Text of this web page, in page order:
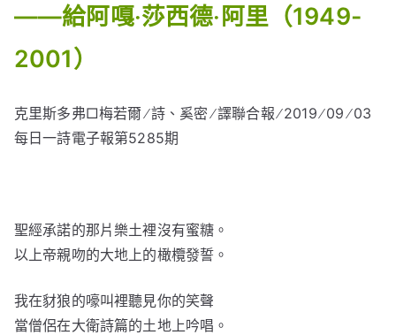
——給阿嘎‧莎西德‧阿里（1949-
2001）
克里斯多弗□梅若爾 ∕ 詩、奚密 ∕ 譯聯合報 ∕ 2019 ∕ 09 ∕ 03
每日一詩電子報第5285期
聖經承諾的那片樂土裡沒有蜜糖。
以上帝親吻的大地上的橄欖發誓。
我在豺狼的嚎叫裡聽見你的笑聲
當僧侶在大衛詩篇的土地上吟唱。